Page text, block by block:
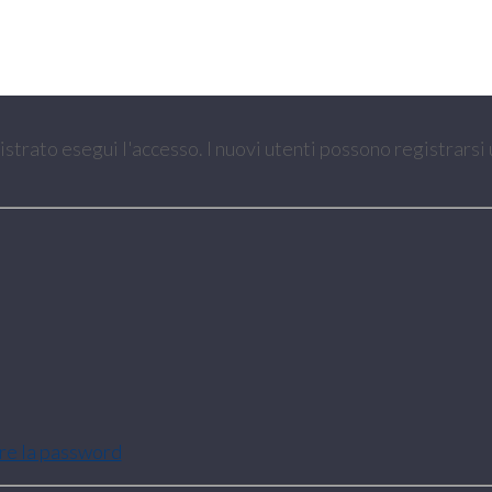
esegui l'accesso. I nuovi utenti possono
la password